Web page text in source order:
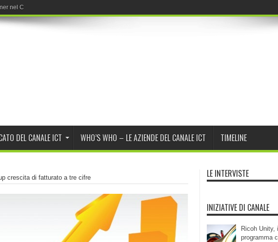
nel Cyber Partner Program Daybreak
DEL CANALE ICT WHO’S WHO – LE AZIENDE DEL CANALE ICT TIMELINE
crescita di fatturato a tre cifre LE INTERVISTE
INIZIATIVE DI CANALE
Ricoh Unity, il
programma